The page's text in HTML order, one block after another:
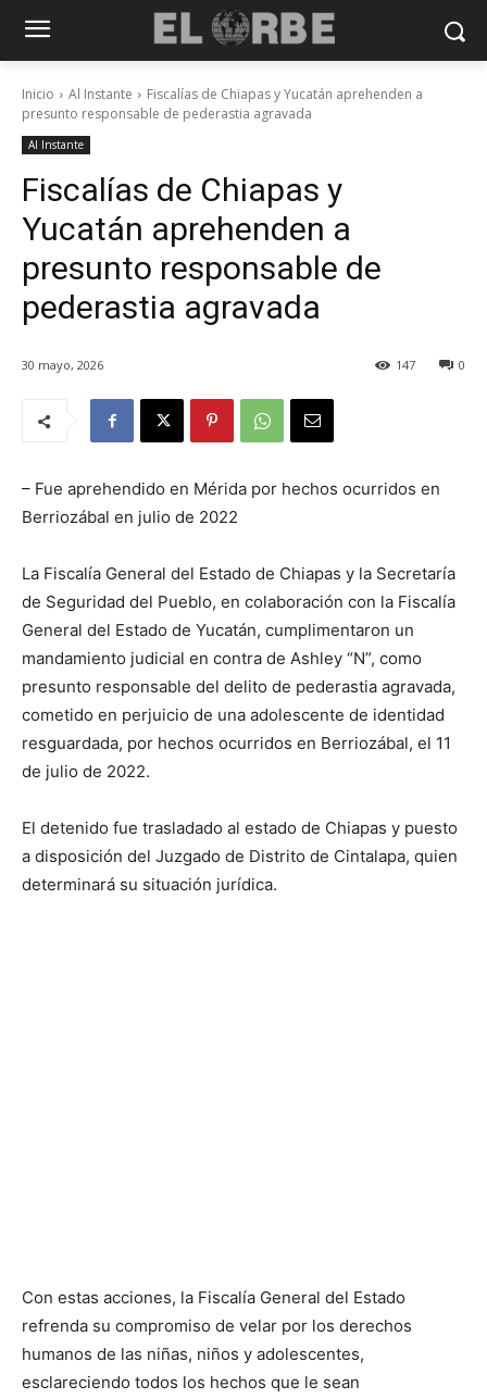
Inicio Al Instante
Fiscalías de Chiapas y Yucatán aprehenden a
presunto responsable de pederastia agravada
Al Instante
Fiscalías de Chiapas y
Yucatán aprehenden a
presunto responsable de
pederastia agravada
30 mayo, 2026 0
147
– Fue aprehendido en Mérida por hechos ocurridos en
Berriozábal en julio de 2022
La Fiscalía General del Estado de Chiapas y la Secretaría
de Seguridad del Pueblo, en colaboración con la Fiscalía
General del Estado de Yucatán, cumplimentaron un
mandamiento judicial en contra de Ashley “N”, como
presunto responsable del delito de pederastia agravada,
cometido en perjuicio de una adolescente de identidad
resguardada, por hechos ocurridos en Berriozábal, el 11
de julio de 2022.
El detenido fue trasladado al estado de Chiapas y puesto
a disposición del Juzgado de Distrito de Cintalapa, quien
determinará su situación jurídica.
Con estas acciones, la Fiscalía General del Estado
refrenda su compromiso de velar por los derechos
humanos de las niñas, niños y adolescentes,
esclareciendo todos los hechos que le sean